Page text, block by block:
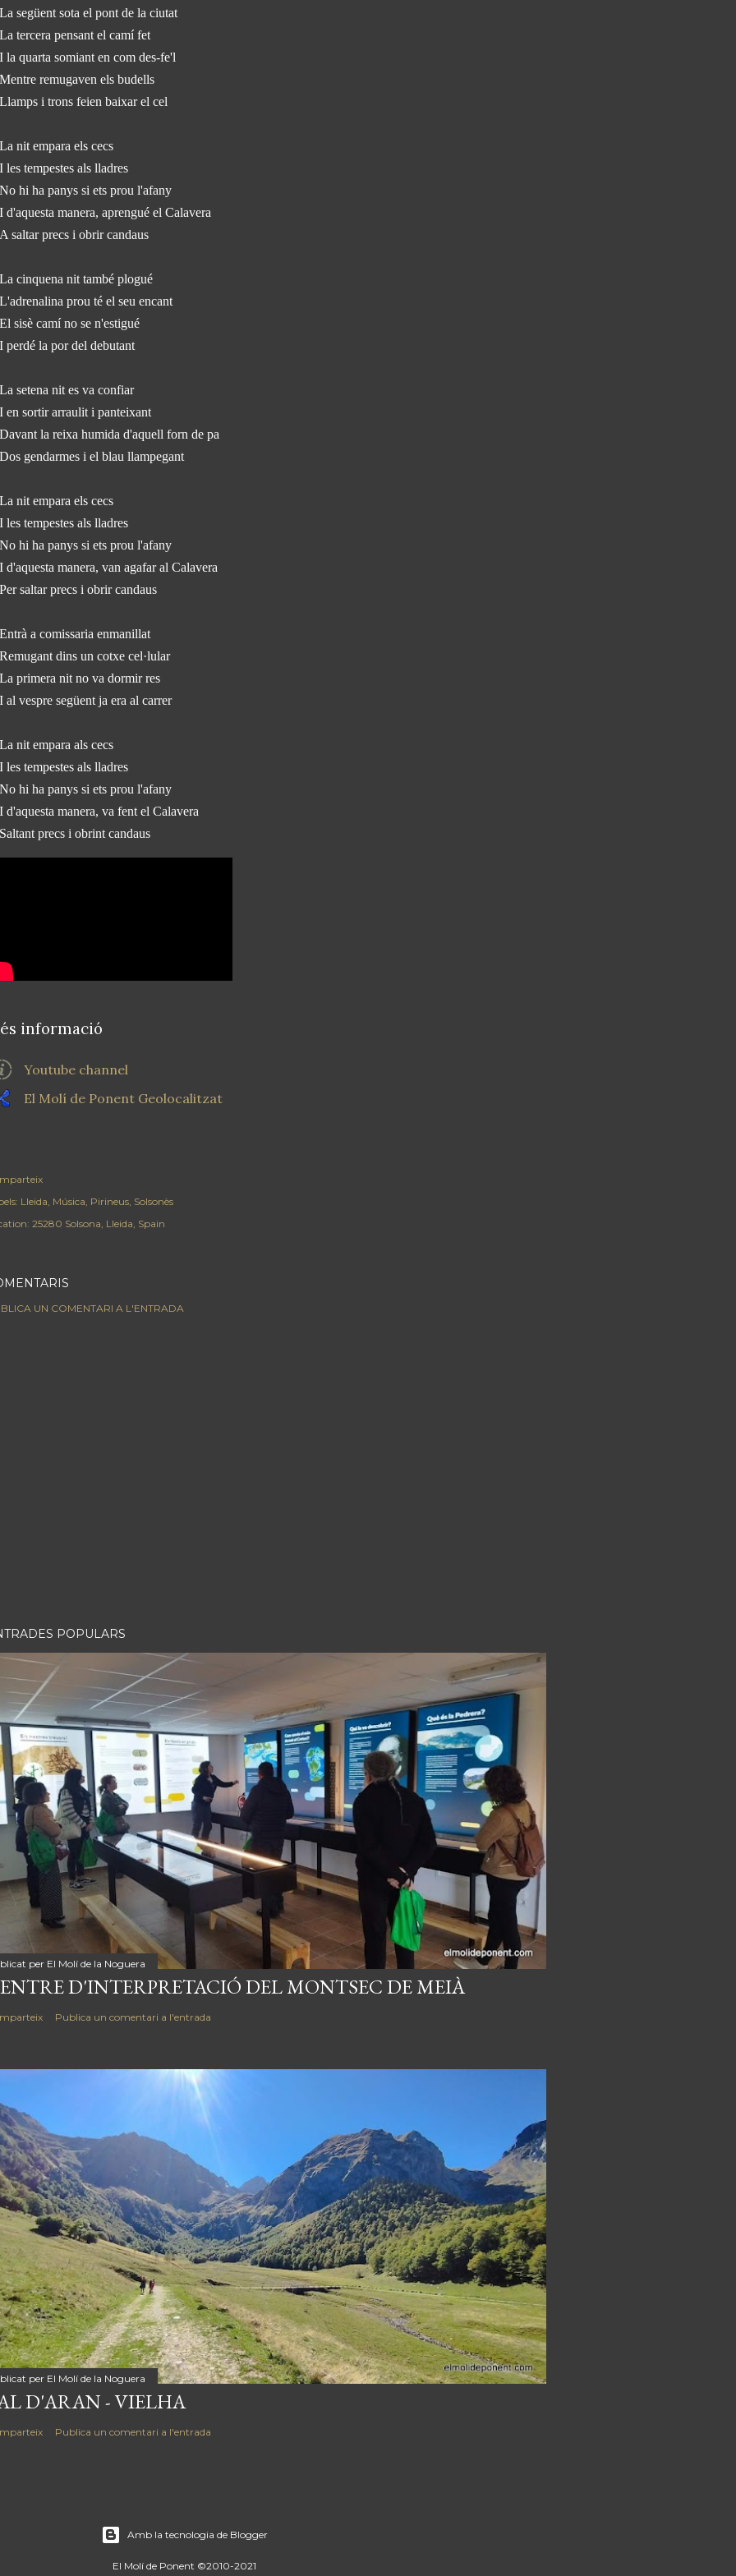
La següent sota el pont de la ciutat
La tercera pensant el camí fet
I la quarta somiant en com des-fe'l
Mentre remugaven els budells
Llamps i trons feien baixar el cel
La nit empara els cecs
I les tempestes als lladres
No hi ha panys si ets prou l'afany
I d'aquesta manera, aprengué el Calavera
A saltar precs i obrir candaus
La cinquena nit també plogué
L'adrenalina prou té el seu encant
El sisè camí no se n'estigué
I perdé la por del debutant
La setena nit es va confiar
I en sortir arraulit i panteixant
Davant la reixa humida d'aquell forn de pa
Dos gendarmes i el blau llampegant
La nit empara els cecs
I les tempestes als lladres
No hi ha panys si ets prou l'afany
I d'aquesta manera, van agafar al Calavera
Per saltar precs i obrir candaus
Entrà a comissaria enmanillat
Remugant dins un cotxe cel·lular
La primera nit no va dormir res
I al vespre següent ja era al carrer
La nit empara als cecs
I les tempestes als lladres
No hi ha panys si ets prou l'afany
I d'aquesta manera, va fent el Calavera
Saltant precs i obrint candaus
informació
Youtube channel
El Molí de Ponent Geolocalitzat
Lleida Música Pirineus Solsonès
25280 Solsona, Lleida, Spain
UN COMENTARI A L'ENTRADA
POPULARS
per El Molí de la Noguera
D'INTERPRETACIÓ DEL MONTSEC DE MEIÀ
Publica un comentari a l'entrada
per El Molí de la Noguera
D'ARAN - VIELHA
Publica un comentari a l'entrada
Amb la tecnologia de Blogger
El Molí de Ponent ©2010-2021